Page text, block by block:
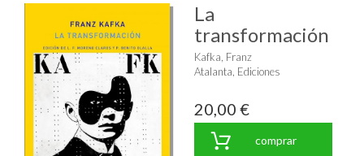
La
transformación
Kafka, Franz
Atalanta, Ediciones
20,00 €
comprar